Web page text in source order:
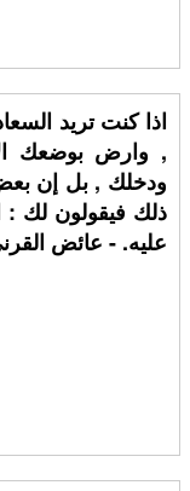
اذا كنت تريد
, وارض بوضعك
ودخلك , بل إن بعض
ذلك فيقولون لك
عليه. - عائض